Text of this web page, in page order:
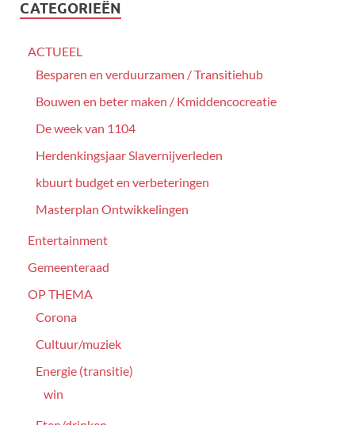
CATEGORIEËN
ACTUEEL
Besparen en verduurzamen / Transitiehub
Bouwen en beter maken / Kmiddencocreatie
De week van 1104
Herdenkingsjaar Slavernijverleden
kbuurt budget en verbeteringen
Masterplan Ontwikkelingen
Entertainment
Gemeenteraad
OP THEMA
Corona
Cultuur/muziek
Energie (transitie)
win